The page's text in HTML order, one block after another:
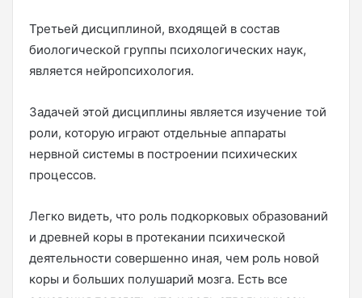
Третьей дисциплиной, входящей в состав
биологической группы психологических наук,
является нейропсихология.
Задачей этой дисциплины является изучение той
роли, которую играют отдельные аппараты
нервной системы в построении психических
процессов.
Легко видеть, что роль подкорковых образований
и древней коры в протекании психической
деятельности совершенно иная, чем роль новой
коры и больших полушарий мозга. Есть все